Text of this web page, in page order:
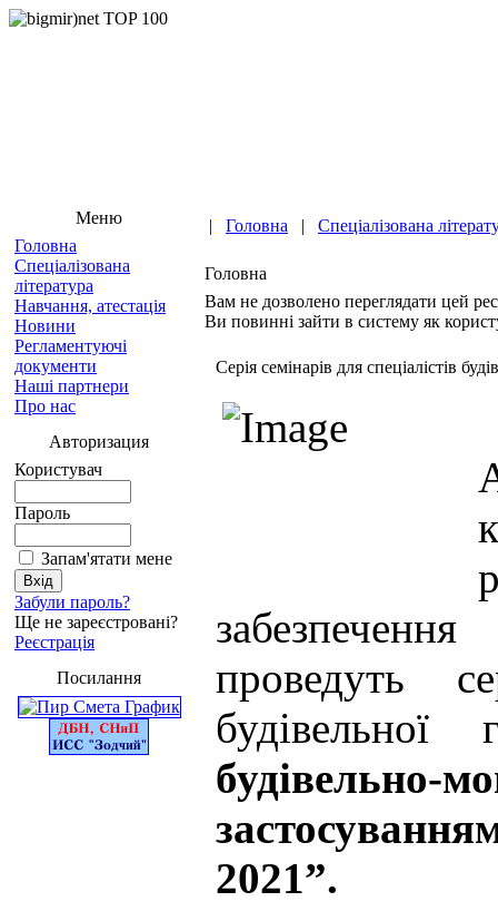
Меню
Головна
Спеціалізована
література
Навчання, атестація
Новини
Регламентуючі
документи
Наші партнери
Про нас
Авторизация
Користувач
Пароль
Запам'ятати мене
Забули пароль?
Ще не зареєстровані?
Реєстрація
Посилання
| Головна | Спеціалізована
Головна
Вам не дозволено переглядати цей
Ви повинні зайти в систему як
Cерія семінарів для спеціалістів
проведуть
будівельно-
2021”.